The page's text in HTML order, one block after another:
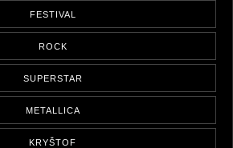
FESTIVAL
ROCK
SUPERSTAR
METALLICA
KRYŠTOF